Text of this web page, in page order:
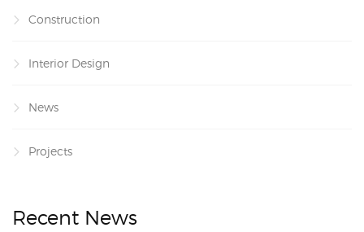
Construction
Interior Design
News
Projects
Recent News